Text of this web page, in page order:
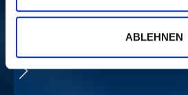
ABLEHNEN
PINK MARTINI